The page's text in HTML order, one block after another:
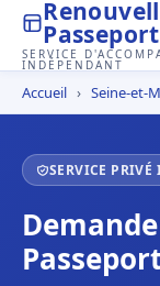
SERVICE
INDÉPENDANT
Accueil › Seine-et-
SERVICE